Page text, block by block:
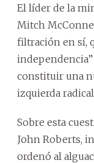
El líder de la
Mitch
filtración en sí,
constituir una
izquierda
Sobre esta
John Roberts,
ordenó al